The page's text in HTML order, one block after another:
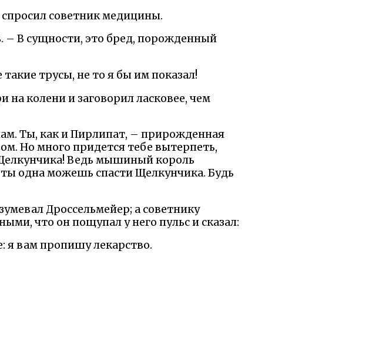
спросил советник медицины.
– В сущности, это бред, порожденный
трусы, не то я бы им показал!
колени и заговорил ласковее, чем
Ты, как и Пирлипат, – прирожденная
Но много придется тебе вытерпеть,
Ведь мышиный король
ты одна можешь спасти Щелкунчика. Будь
Дроссельмейер; а советнику
что он пощупал у него пульс и сказал:
я вам пропишу лекарство.